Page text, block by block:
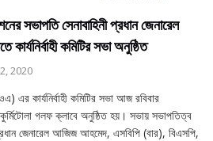
সভাপতি সেনাবাহিনী প্রধান জেনারেল
কমিটির সভা অনুষ্ঠিত
2020
এর কার্যনির্বাহী কমিটির সভা আজ রবিবার
গলফ ক্লাবে অনুষ্ঠিত হয়। সভায় সভাপতিত্ব
জেনারেল আজিজ আহমেদ, এসবিপি (বার), বিএসপি,